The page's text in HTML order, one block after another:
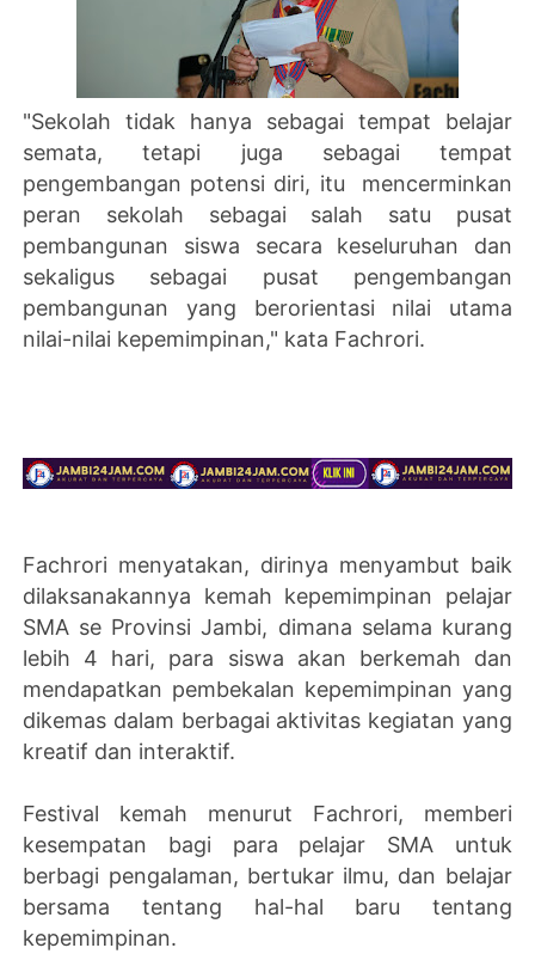
"Sekolah tidak hanya sebagai tempat belajar
semata, tetapi juga sebagai tempat
pengembangan potensi diri, itu mencerminkan
peran sekolah sebagai salah satu pusat
pembangunan siswa secara keseluruhan dan
sekaligus sebagai pusat pengembangan
pembangunan yang berorientasi nilai utama
nilai-nilai kepemimpinan," kata Fachrori.
Fachrori menyatakan, dirinya menyambut baik
dilaksanakannya kemah kepemimpinan pelajar
SMA se Provinsi Jambi, dimana selama kurang
lebih 4 hari, para siswa akan berkemah dan
mendapatkan pembekalan kepemimpinan yang
dikemas dalam berbagai aktivitas kegiatan yang
kreatif dan interaktif.
Festival kemah menurut Fachrori, memberi
kesempatan bagi para pelajar SMA untuk
berbagi pengalaman, bertukar ilmu, dan belajar
bersama tentang hal-hal baru tentang
kepemimpinan.